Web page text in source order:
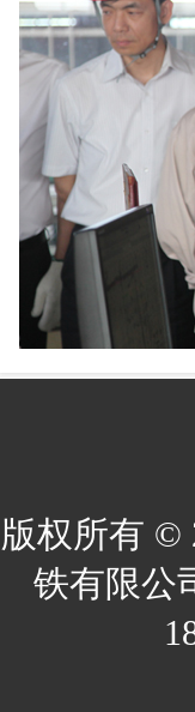
版权所有 ©
铁有限公